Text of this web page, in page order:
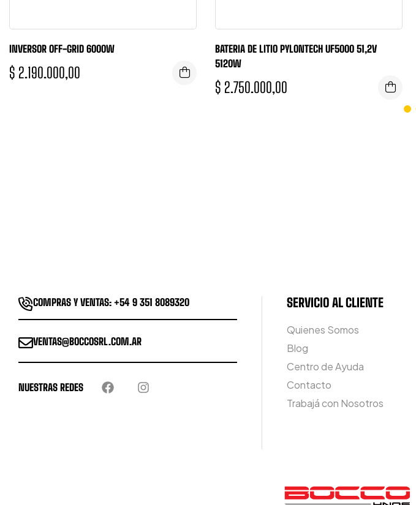
INVERSOR OFF-GRID 6000W
$ 2.190.000,00
BATERIA DE LITIO PYLONTECH UF5000 51,2V
5120W
$ 2.750.000,00
COMPRAS Y VENTAS: +54 9 351 8089320
VENTAS@BOCCOSRL.COM.AR
NUESTRAS REDES
SERVICIO AL CLIENTE
Quienes Somos
Blog
Centro de Ayuda
Contacto
Trabajá con Nosotros